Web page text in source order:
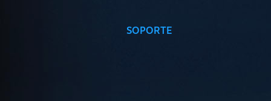
SOPORTE